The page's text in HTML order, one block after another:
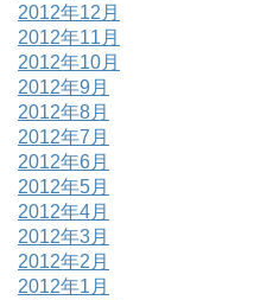
2012年12月
2012年11月
2012年10月
2012年9月
2012年8月
2012年7月
2012年6月
2012年5月
2012年4月
2012年3月
2012年2月
2012年1月